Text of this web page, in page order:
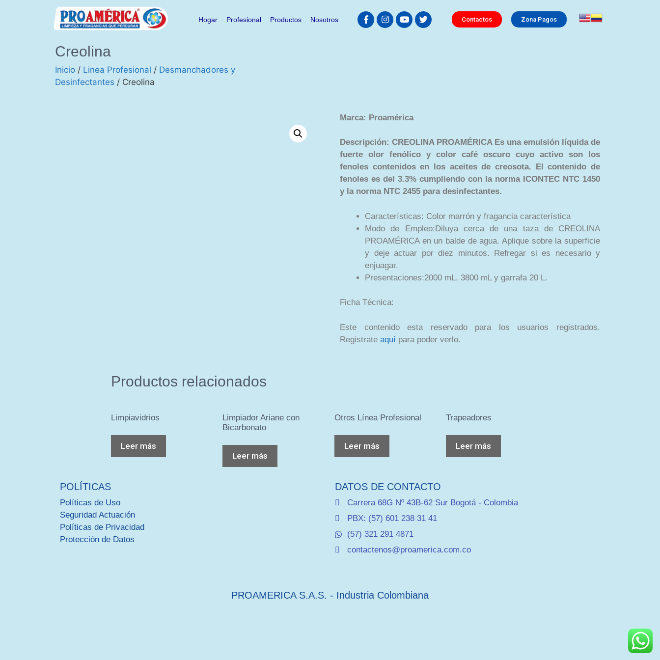
Hogar Profesional Productos Nosotros Contactos Zona Pagos
Creolina
Inicio / Linea Profesional / Desmanchadores y
Desinfectantes / Creolina
Marca: Proamérica
Descripción: CREOLINA PROAMÉRICA Es una emulsión líquida de
fuerte olor fenólico y color café oscuro cuyo activo son los
fenoles contenidos en los aceites de creosota. El contenido de
fenoles es del 3.3% cumpliendo con la norma ICONTEC NTC 1450
y la norma NTC 2455 para desinfectantes.
Características: Color marrón y fragancia característica
Modo de Empleo:Diluya cerca de una taza de CREOLINA
PROAMÉRICA en un balde de agua. Aplique sobre la superficie
y deje actuar por diez minutos. Refregar si es necesario y
enjuagar.
Presentaciones:2000 mL, 3800 mL y garrafa 20 L.
Ficha Técnica:
Este contenido esta reservado para los usuarios registrados.
Registrate aquí para poder verlo.
Productos relacionados
Limpiavidrios
Leer más
Limpiador Ariane con
Bicarbonato
Leer más
Otros Línea Profesional
Leer más
Trapeadores
Leer más
POLÍTICAS
Políticas de Uso
Seguridad Actuación
Políticas de Privacidad
Protección de Datos
DATOS DE CONTACTO
Carrera 68G Nº 43B-62 Sur Bogotá - Colombia
PBX: (57) 601 238 31 41
(57) 321 291 4871
contactenos@proamerica.com.co
PROAMERICA S.A.S. - Industria Colombiana